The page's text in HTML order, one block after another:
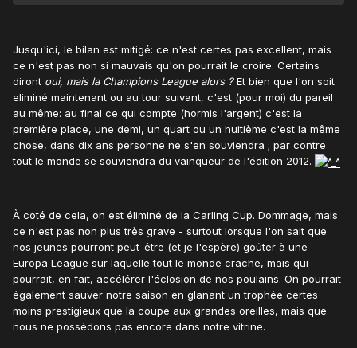
Jusqu'ici, le bilan est mitigé: ce n'est certes pas excellent, mais
ce n'est pas non si mauvais qu'on pourrait le croire. Certains
diront oui, mais la Champions League alors ?Et bien que l'on soit
eliminé maintenant ou au tour suivant, c'est (pour moi) du pareil
au même: au final ce qui compte (hormis l'argent) c'est la
première place, une demi, un quart ou un huitième c'est la même
chose, dans dix ans personne ne s'en souviendra ; par contre
tout le monde se souviendra du vainqueur de l'édition 2012.
À coté de cela, on est éliminé de la Carling Cup. Dommage, mais
ce n'est pas non plus très grave - surtout lorsque l'on sait que
nos jeunes pourront peut-être (et je l'espère) goûter à une
Europa League sur laquelle tout le monde crache, mais qui
pourrait, en fait, accélérer l'éclosion de nos poulains. On pourrait
également sauver notre saison en glanant un trophée certes
moins prestigieux que la coupe aux grandes oreilles, mais que
nous ne possédons pas encore dans notre vitrine.